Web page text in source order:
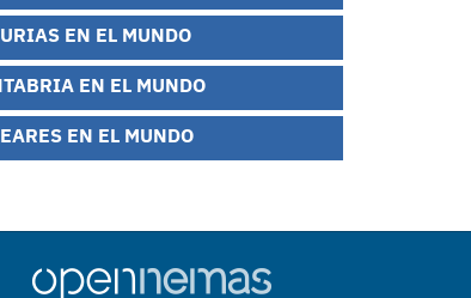
EN EL MUNDO
EN EL MUNDO
EN EL MUNDO